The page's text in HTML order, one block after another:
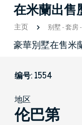
在米蘭出售
主页 别墅-套房-
豪華別墅在售米
编号: 1554
地区
伦巴第